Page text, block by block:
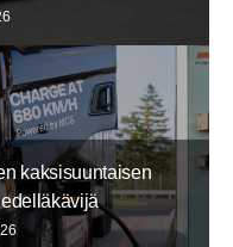
kaksisuuntaisen